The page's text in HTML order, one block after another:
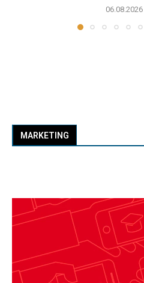
MARKETING